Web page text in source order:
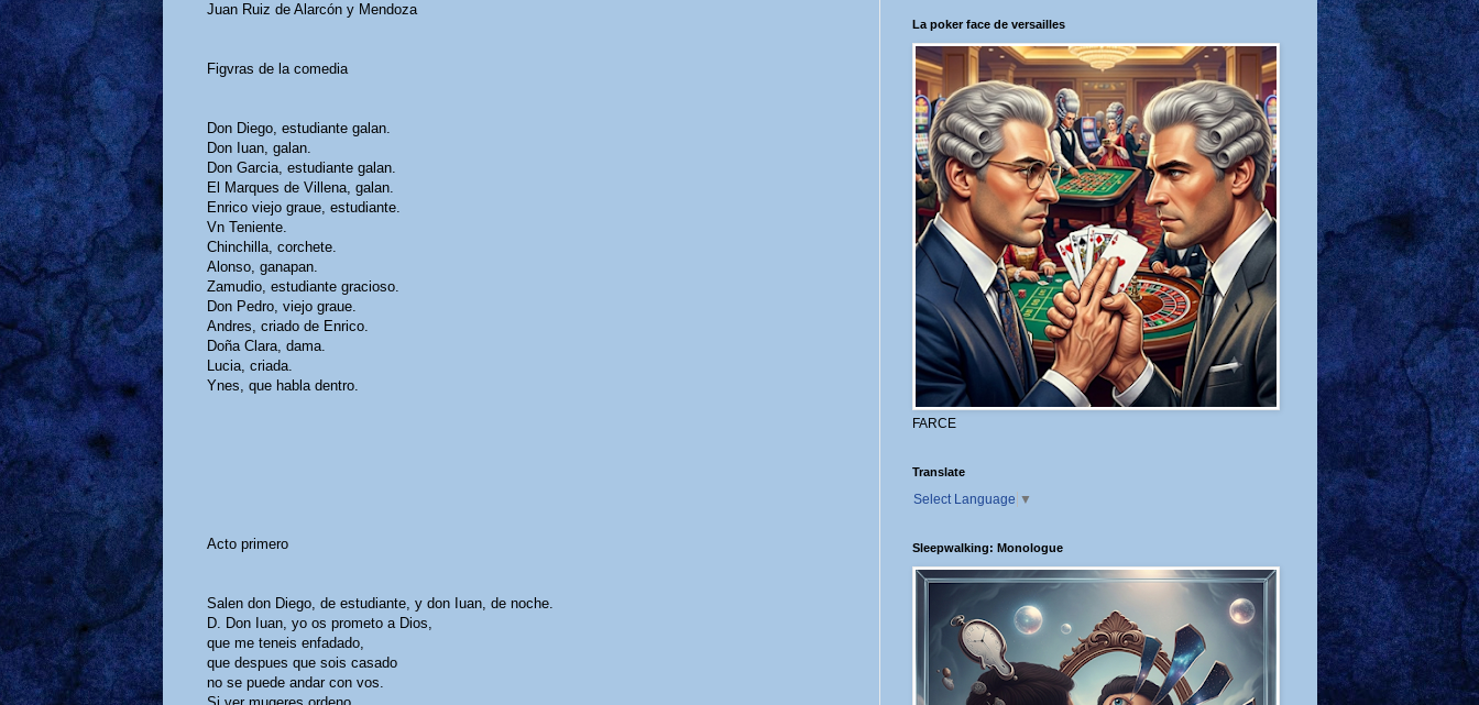
Juan Ruiz de Alarcón y Mendoza
Figvras de la comedia
Don Diego, estudiante galan.
Don Iuan, galan.
Don Garcia, estudiante galan.
El Marques de Villena, galan.
Enrico viejo graue, estudiante.
Vn Teniente.
Chinchilla, corchete.
Alonso, ganapan.
Zamudio, estudiante gracioso.
Don Pedro, viejo graue.
Andres, criado de Enrico.
Doña Clara, dama.
Lucia, criada.
Ynes, que habla dentro.
Acto primero
Salen don Diego, de estudiante, y don Iuan, de noche.
D. Don Iuan, yo os prometo a Dios,
que me teneis enfadado,
que despues que sois casado
no se puede andar con vos.
La poker face de versailles
FARCE
Translate
Select Language ▼
Sleepwalking: Monologue